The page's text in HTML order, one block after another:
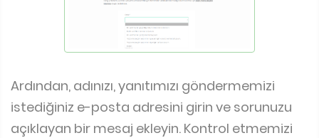
Ardından, adınızı, yanıtımızı göndermemizi
istediğiniz e-posta adresini girin ve sorunuzu
açıklayan bir mesaj ekleyin. Kontrol etmemizi